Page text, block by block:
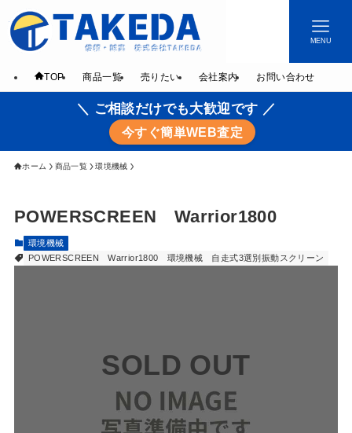
MENU
TOP 商品一覧 売りたい 会社案内 お問い合わせ
＼ ご相談だけでも大歓迎です ／
今すぐ簡単WEB査定
ホーム 商品一覧 環境機械
POWERSCREEN Warrior1800
環境機械
POWERSCREEN
Warrior1800 環境機械 自走式3選別振動スクリーン
SOLD OUT